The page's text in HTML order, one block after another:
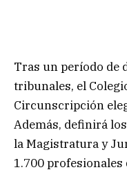
Tras un período de
tribunales, el
Circunscripción
Además, definirá
la Magistratura y
1.700 profesionales